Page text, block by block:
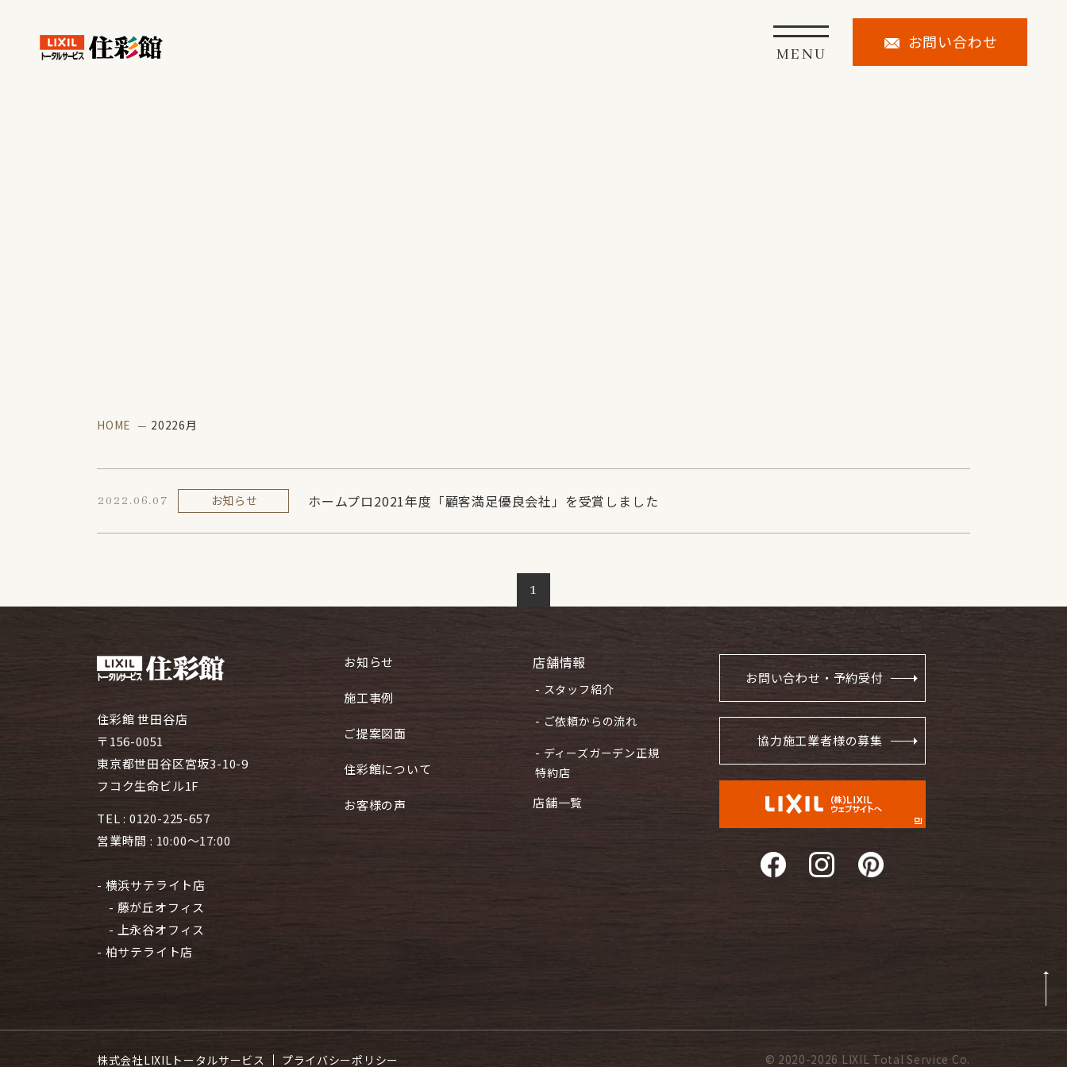
MENU
お問い合わせ
HOME 20226月
2022.06.07 お知らせ ホームプロ2021年度「顧客満足優良会社」を受賞しました
1
住彩館 世田谷店
〒156-0051
東京都世田谷区宮坂3-10-9
フコク生命ビル1F
TEL : 0120-225-657
営業時間 : 10:00～17:00
- 横浜サテライト店
- 藤が丘オフィス
- 上永谷オフィス
- 柏サテライト店
お知らせ
施工事例
ご提案図面
住彩館について
お客様の声
店舗情報
- スタッフ紹介
- ご依頼からの流れ
- ディーズガーデン正規
特約店
店舗一覧
お問い合わせ・予約受付
協力施工業者様の募集
株式会社LIXILトータルサービス プライバシーポリシー © 2020-2026 LIXIL Total Service Co.